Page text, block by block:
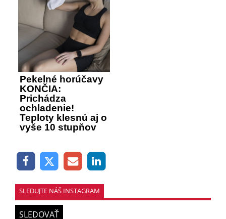
Pekelné horúčavy
KONČIA:
Prichádza
ochladenie!
Teploty klesnú aj o
vyše 10 stupňov
SLEDUJTE NÁŠ INSTAGRAM
SLEDOVAŤ